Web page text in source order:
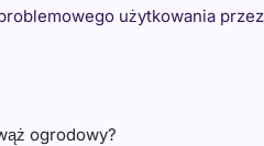
użytkowania przez
ogrodowy?